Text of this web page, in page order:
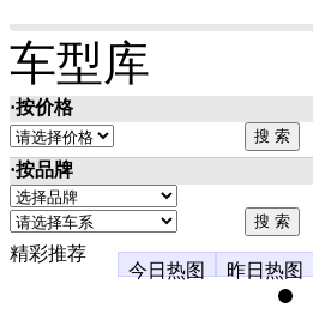
车型库
·按价格
·按品牌
精彩推荐
今日热图
昨日热图